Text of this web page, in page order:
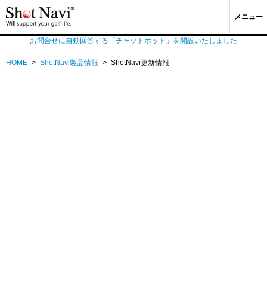
メニュー
お問合せに自動回答する「チャットボット」を開設いたしました
HOME > ShotNavi製品情報 > ShotNavi更新情報